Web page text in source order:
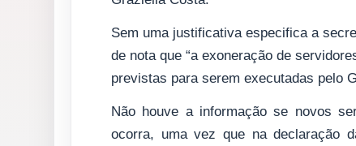
Sem uma justificativa especifica a
de nota que “a exoneração de
previstas para serem executadas pelo
Não houve a informação se novos
ocorra, uma vez que na declaração